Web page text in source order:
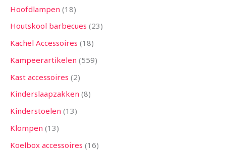
Hoofdlampen 18
Houtskool barbecues 23
Kachel Accessoires 18
Kampeerartikelen 559
Kast accessoires 2
Kinderslaapzakken 8
Kinderstoelen 13
Klompen 13
Koelbox accessoires 16